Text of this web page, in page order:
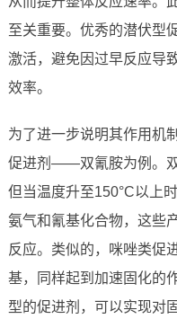
至关重要。优秀的潜伏型
激活，避免因过早反应导
效率。
为了进一步说明其作用机
促进剂——双氰胺为例。双
但当温度升至150°C以上
氨气和氰基化合物，这些
反应。类似的，咪唑类促
基，同样起到加速固化的
型的促进剂，可以实现对